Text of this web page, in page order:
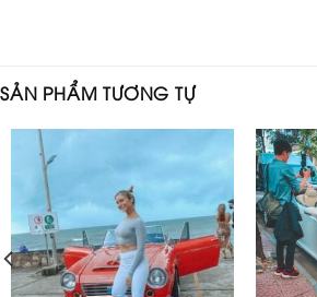
SẢN PHẨM TƯƠNG TỰ